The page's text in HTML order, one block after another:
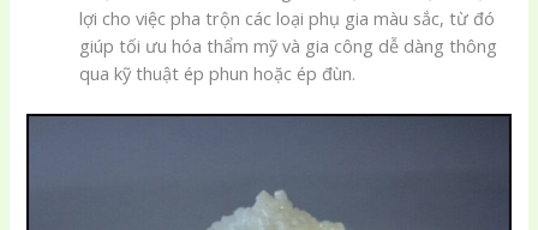
lợi cho việc pha trộn các loại phụ gia màu sắc, từ đó
giúp tối ưu hóa thẩm mỹ và gia công dễ dàng thông
qua kỹ thuật ép phun hoặc ép đùn.